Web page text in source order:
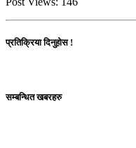
प्रतिक्रिया दिनुहोस !
सम्बन्धित खबरहरु